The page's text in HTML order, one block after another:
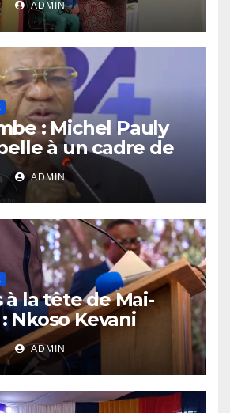
au service de
ADMIN
: Michel Pauly
à un cadre de
avant la tenue
inclusif
ADMIN
à la tête de Mai-
Nkoso Kevani
bilan et fait de la
priorité
ADMIN